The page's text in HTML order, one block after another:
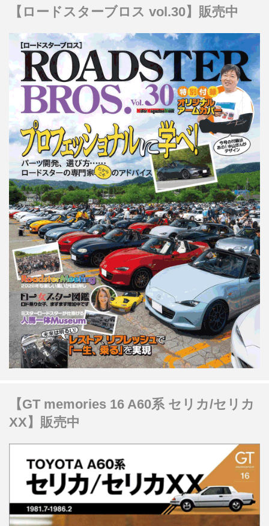
【ロードスターブロス vol.30】販売中
【GT memories 16 A60系 セリカ/セリカ
XX】販売中